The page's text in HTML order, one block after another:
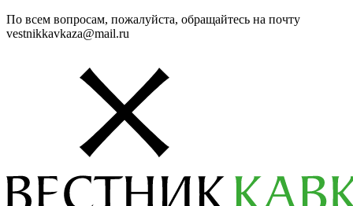
По всем вопросам, пожалуйста, обращайтесь на почту
vestnikkavkaza@mail.ru